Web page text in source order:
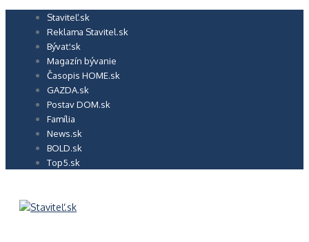
Preskočiť
Staviteľ.sk
Reklama Stavitel.sk
Bývať.sk
Magazín bývanie
Časopis HOME.sk
GAZDA.sk
Postav DOM.sk
Família
News.sk
BOLD.sk
Top5.sk